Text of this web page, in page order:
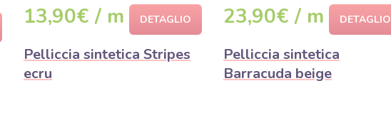
13,90€ / m DETAGLIO
Pelliccia sintetica Stripes
ecru
23,90€ / m DETAGLIO
Pelliccia sintetica
Barracuda beige